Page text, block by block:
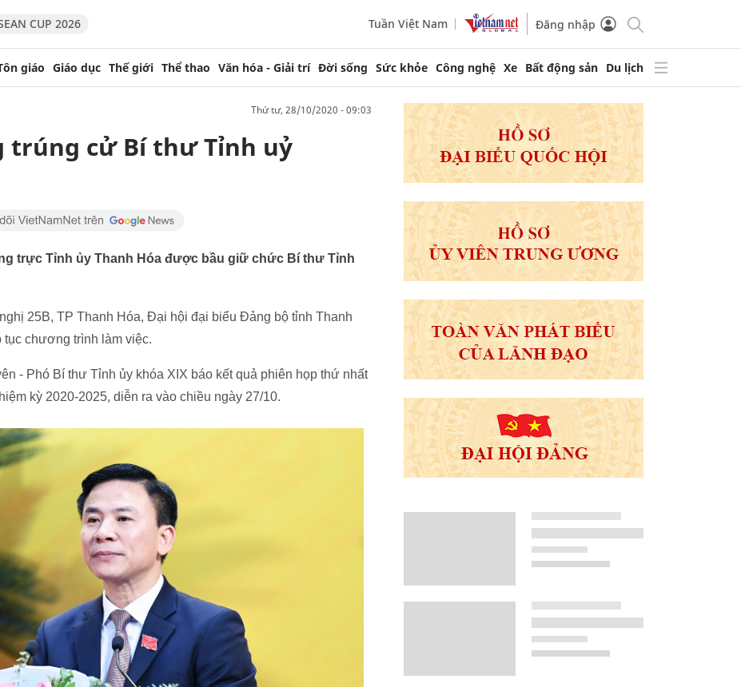
CUP 2026 Tuần Việt Nam Đăng nhập
giáo Giáo dục Thế giới Thể thao Văn hóa - Giải trí Đời sống Sức khỏe Công nghệ Xe Bất động sản Du lịch
thứ tư, 28/10/2020 - 09:03
trúng cử Bí thư Tỉnh uỷ
trực Tỉnh ủy Thanh Hóa được bầu giữ chức Bí thư Tỉnh
25B, TP Thanh Hóa, Đại hội đại biểu Đảng bộ tỉnh Thanh
tục chương trình làm việc.
- Phó Bí thư Tỉnh ủy khóa XIX báo kết quả phiên họp thứ nhất
kỳ 2020-2025, diễn ra vào chiều ngày 27/10.